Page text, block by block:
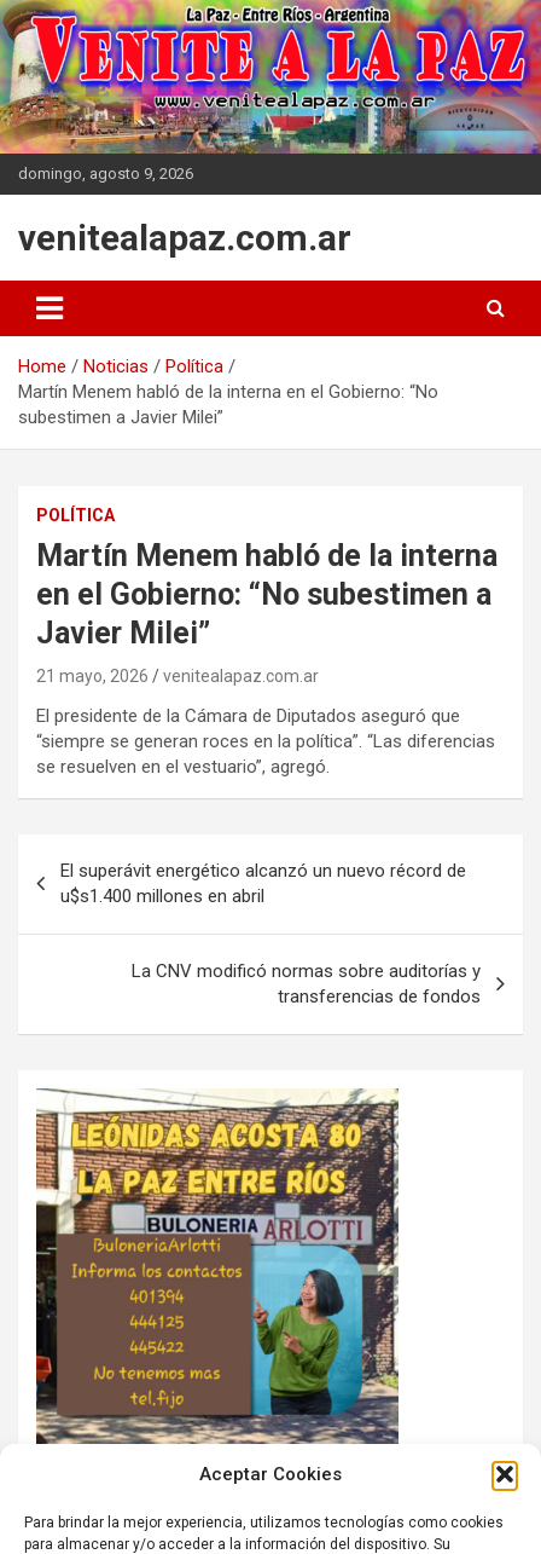
Aceptar Cookies
Para brindar la mejor experiencia, utilizamos tecnologías como cookies
para almacenar y/o acceder a la información del dispositivo. Su
Skip
to
content
domingo, agosto 9, 2026
venitealapaz.com.ar
Home Noticias
Política
Martín Menem habló de la interna en el Gobierno: “No
subestimen a Javier Milei”
POLÍTICA
Martín Menem habló de la interna
en el Gobierno: “No subestimen a
Javier Milei”
21 mayo, 2026 venitealapaz.com.ar
El presidente de la Cámara de Diputados aseguró que
“siempre se generan roces en la política”. “Las diferencias
se resuelven en el vestuario”, agregó.
de
entradas
El superávit energético alcanzó un nuevo récord de
u$s1.400 millones en abril
La CNV modificó normas sobre auditorías y
transferencias de fondos